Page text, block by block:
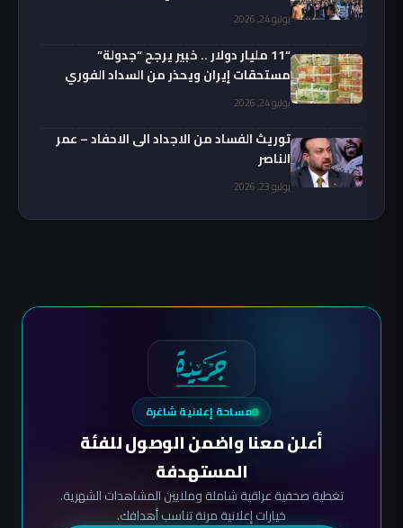
يوليو 24, 2026
“11 مليار دولار .. خبير يرجح “جدولة”
مستحقات إيران ويحذر من السداد الفوري
يوليو 24, 2026
توريث الفساد من الاجداد الى الاحفاد – عمر
الناصر
يوليو 23, 2026
مساحة إعلانية شاغرة
أعلن معنا واضمن الوصول للفئة
المستهدفة
تغطية صحفية عراقية شاملة وملايين المشاهدات الشهرية.
خيارات إعلانية مرنة تناسب أهدافك.